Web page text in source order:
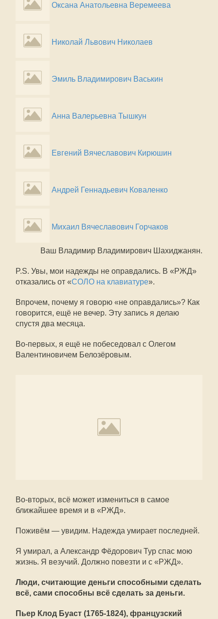
Оксана Анатольевна Веремеева
Николай Львович Николаев
Эмиль Владимирович Васькин
Анна Валерьевна Тышкун
Евгений Вячеславович Кирюшин
Андрей Геннадьевич Коваленко
Михаил Вячеславович Горчаков
Ваш Владимир Владимирович Шахиджанян.
P.S. Увы, мои надежды не оправдались. В «РЖД»
отказались от «СОЛО на клавиатуре».
Впрочем, почему я говорю «не оправдались»? Как
говорится, ещё не вечер. Эту запись я делаю
спустя два месяца.
Во-первых, я ещё не побеседовал с Олегом
Валентиновичем Белозёровым.
Во-вторых, всё может измениться в самое
ближайшее время и в «РЖД».
Поживём — увидим. Надежда умирает последней.
Я умирал, а Александр Фёдорович Тур спас мою
жизнь. Я везучий. Должно повезти и с «РЖД».
Люди, считающие деньги способными сделать
всё, сами способны всё сделать за деньги.
Пьер Клод Буаст (1765-1824), французский